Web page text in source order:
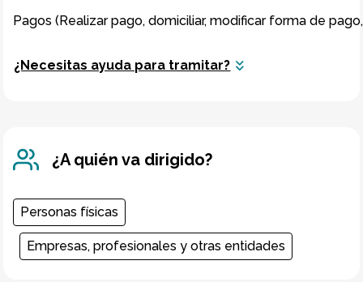
¿Necesitas ayuda para tramitar?
¿A quién va dirigido?
Personas físicas
Empresas, profesionales y otras entidades